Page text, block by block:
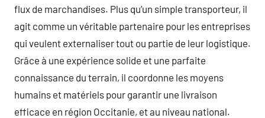
flux de marchandises. Plus qu’un simple transporteur, il
agit comme un véritable partenaire pour les entreprises
qui veulent externaliser tout ou partie de leur logistique.
Grâce à une expérience solide et une parfaite
connaissance du terrain, il coordonne les moyens
humains et matériels pour garantir une livraison
efficace en région Occitanie, et au niveau national.